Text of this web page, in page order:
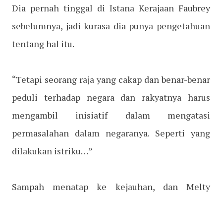
Dia pernah tinggal di Istana Kerajaan Faubrey
sebelumnya, jadi kurasa dia punya pengetahuan
tentang hal itu.
“Tetapi seorang raja yang cakap dan benar-benar
peduli terhadap negara dan rakyatnya harus
mengambil inisiatif dalam mengatasi
permasalahan dalam negaranya. Seperti yang
dilakukan istriku…”
Sampah menatap ke kejauhan, dan Melty